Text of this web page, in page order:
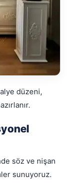
düzeni,
söz ve nişan
sunuyoruz.